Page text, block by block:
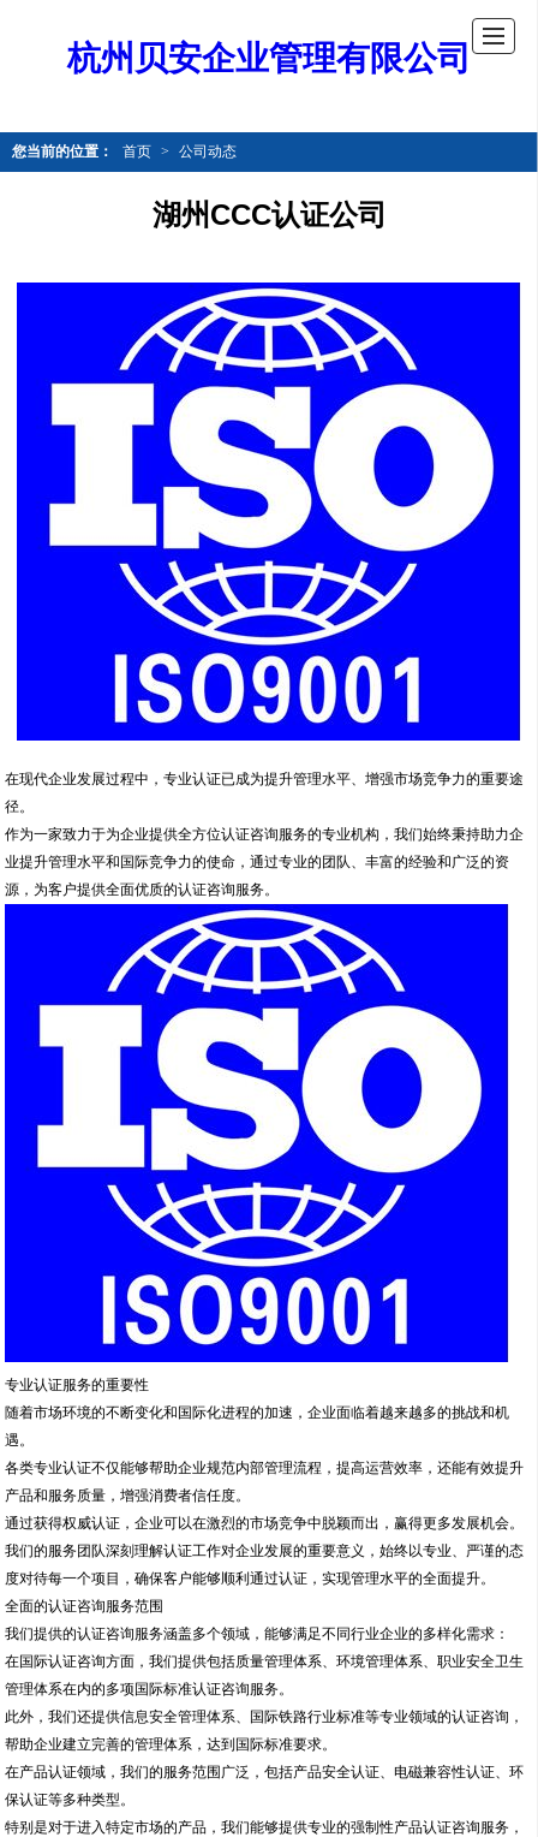
杭州贝安企业管理有限公司
您当前的位置： 首页 > 公司动态
湖州CCC认证公司
在现代企业发展过程中，专业认证已成为提升管理水平、增强市场竞争力的重要途
径。
作为一家致力于为企业提供全方位认证咨询服务的专业机构，我们始终秉持助力企
业提升管理水平和国际竞争力的使命，通过专业的团队、丰富的经验和广泛的资
源，为客户提供全面优质的认证咨询服务。
专业认证服务的重要性
随着市场环境的不断变化和国际化进程的加速，企业面临着越来越多的挑战和机
遇。
各类专业认证不仅能够帮助企业规范内部管理流程，提高运营效率，还能有效提升
产品和服务质量，增强消费者信任度。
通过获得权威认证，企业可以在激烈的市场竞争中脱颖而出，赢得更多发展机会。
我们的服务团队深刻理解认证工作对企业发展的重要意义，始终以专业、严谨的态
度对待每一个项目，确保客户能够顺利通过认证，实现管理水平的全面提升。
全面的认证咨询服务范围
我们提供的认证咨询服务涵盖多个领域，能够满足不同行业企业的多样化需求：
在国际认证咨询方面，我们提供包括质量管理体系、环境管理体系、职业安全卫生
管理体系在内的多项国际标准认证咨询服务。
此外，我们还提供信息安全管理体系、国际铁路行业标准等专业领域的认证咨询，
帮助企业建立完善的管理体系，达到国际标准要求。
在产品认证领域，我们的服务范围广泛，包括产品安全认证、电磁兼容性认证、环
保认证等多种类型。
特别是对于进入特定市场的产品，我们能够提供专业的强制性产品认证咨询服务，